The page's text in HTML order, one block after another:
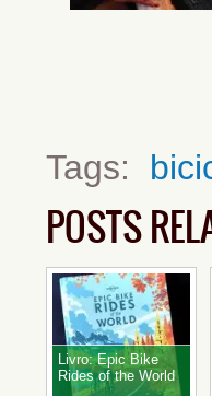
Tags:
POSTS
Livro: Epic Bike
Rides of the World